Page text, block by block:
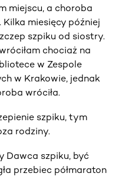
miejscu, a choroba
Kilka miesięcy później
szpiku od siostry.
chociaż na
w Zespole
w Krakowie, jednak
wróciła.
szpiku, tym
rodziny.
Dawca szpiku, być
przebiec półmaraton